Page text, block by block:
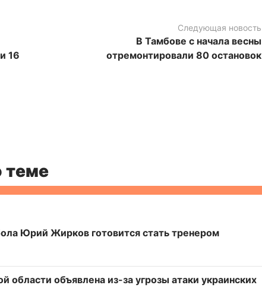
16
Следующая новость
В Тамбове с начала весны
отремонтировали 80 остановок
теме
Юрий Жирков готовится стать тренером
области объявлена из-за угрозы атаки украинских